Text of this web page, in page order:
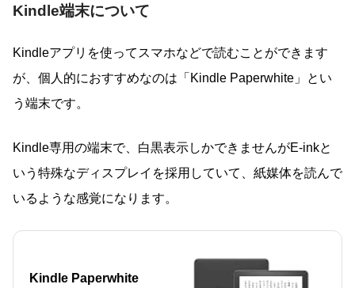
Kindle端末について
Kindleアプリを使ってスマホなどで読むことができます
が、個人的におすすめなのは「Kindle Paperwhite」とい
う端末です。
Kindle専用の端末で、白黒表示しかできませんがE-inkと
いう特殊なディスプレイを採用していて、紙媒体を読んで
いるような感覚になります。
Kindle Paperwhite